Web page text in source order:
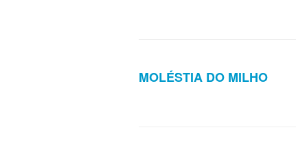
MOLÉSTIA DO MILHO